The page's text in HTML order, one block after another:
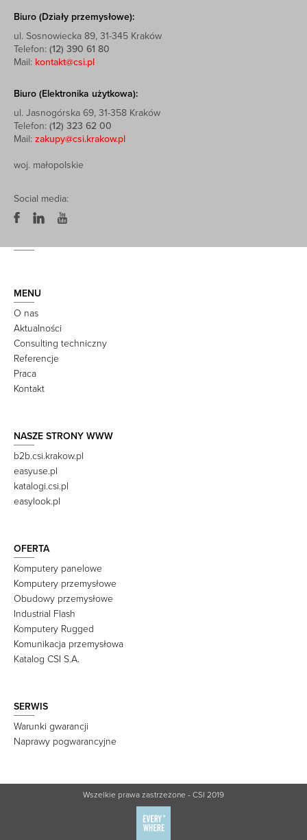
Biuro (Działy przemysłowe):
ul. Sosnowiecka 89, 31-345 Kraków
Telefon: (12) 390 61 80
Mail: kontakt@csi.pl
Biuro (Elektronika użytkowa):
ul. Jasnogórska 69, 31-358 Kraków
Telefon: (12) 323 62 00
Mail: zakupy@csi.krakow.pl
woj. małopolskie
Social media:
MENU
O nas
Aktualności
Consulting techniczny
Referencje
Praca
Kontakt
NASZE STRONY WWW
b2b.csi.krakow.pl
easyuse.pl
katalogi.csi.pl
easylook.pl
OFERTA
Komputery panelowe
Komputery przemysłowe
Obudowy przemysłowe
Industrial Flash
Komputery Rugged
Komunikacja przemysłowa
Katalog CSI S.A.
SERWIS
Warunki gwarancji
Naprawy pogwarancyjne
Wszelkie prawa zastrzeżone - CSI 2019